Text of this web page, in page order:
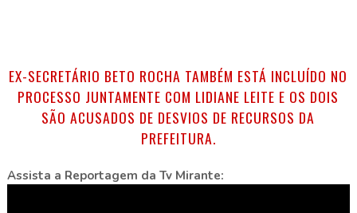
EX-SECRETÁRIO BETO ROCHA TAMBÉM ESTÁ INCLUÍDO NO
PROCESSO JUNTAMENTE COM LIDIANE LEITE E OS DOIS
SÃO ACUSADOS DE DESVIOS DE RECURSOS DA
PREFEITURA.
Assista a Reportagem da Tv Mirante: